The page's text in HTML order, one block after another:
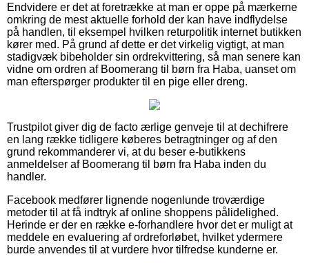
Endvidere er det at foretrække at man er oppe på mærkerne
omkring de mest aktuelle forhold der kan have indflydelse
på handlen, til eksempel hvilken returpolitik internet butikken
kører med. På grund af dette er det virkelig vigtigt, at man
stadigvæk bibeholder sin ordrekvittering, så man senere kan
vidne om ordren af Boomerang til børn fra Haba, uanset om
man efterspørger produkter til en pige eller dreng.
Trustpilot giver dig de facto ærlige genveje til at dechifrere
en lang række tidligere køberes betragtninger og af den
grund rekommanderer vi, at du beser e-butikkens
anmeldelser af Boomerang til børn fra Haba inden du
handler.
Facebook medfører lignende nogenlunde troværdige
metoder til at få indtryk af online shoppens pålidelighed.
Herinde er der en række e-forhandlere hvor det er muligt at
meddele en evaluering af ordreforløbet, hvilket ydermere
burde anvendes til at vurdere hvor tilfredse kunderne er.